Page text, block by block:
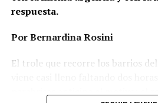
Ganar la vida: La
respuesta.
Por Bernardina Rosini
El trole que recorre los barrios